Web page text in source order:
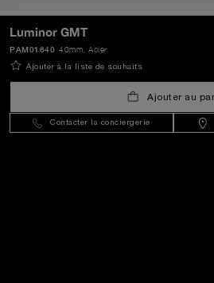
Luminor GMT
40mm , Acier
PAM01640
Ajouter à la liste de souhaits
Ajouter au
Contacter la conciergerie
Luxembourg(EUR €)- FR